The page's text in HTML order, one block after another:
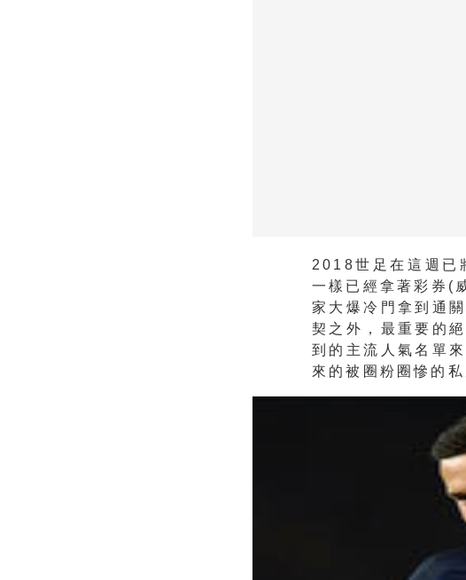
2018世足在這週已
一樣 已經拿著彩券(
家大爆冷門拿到通
契之外，最重要的
到的主流人氣名單
來的被圈粉圈慘的私